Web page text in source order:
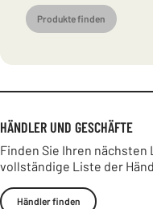
Produkte finden
HÄNDLER UND GESCHÄFTE
Finden Sie Ihren nächsten
vollständige Liste der
Händler finden